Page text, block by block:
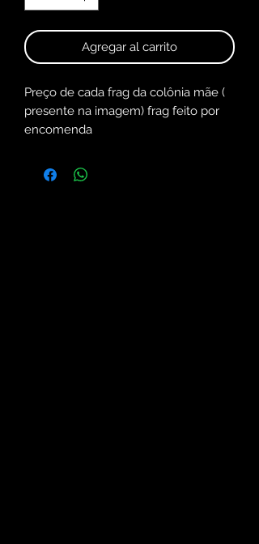
Agregar al carrito
Preço de cada frag da colônia mãe (
presente na imagem) frag feito por
encomenda